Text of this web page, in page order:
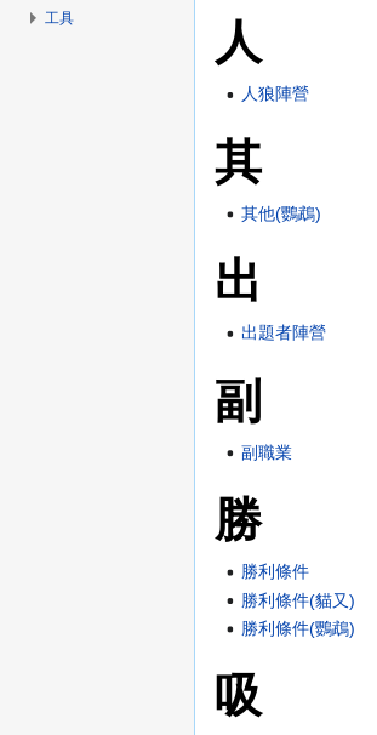
人
人狼陣營
其
其他(鸚鵡)
出
出題者陣營
副
副職業
勝
勝利條件
勝利條件(貓又)
勝利條件(鸚鵡)
吸
工具